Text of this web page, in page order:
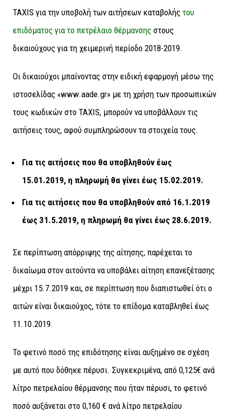
ΤΑΧΙS για την υποβολή των αιτήσεων καταβολής του
επιδόματος για το πετρέλαιο θέρμανσης στους
δικαιούχους για τη χειμερινή περίοδο 2018-2019.
Οι δικαιούχοι μπαίνοντας στην ειδική εφαρμογή μέσω της
ιστοσελίδας «www.aade.gr» με τη χρήση των προσωπικών
τους κωδικών στο TAXIS, μπορούν να υποβάλλουν τις
αιτήσεις τους, αφού συμπληρώσουν τα στοιχεία τους.
Για τις αιτήσεις που θα υποβληθούν έως
15.01.2019, η πληρωμή θα γίνει έως 15.02.2019.
Για τις αιτήσεις που θα υποβληθούν από 16.1.2019
έως 31.5.2019, η πληρωμή θα γίνει έως 28.6.2019.
Σε περίπτωση απόρριψης της αίτησης, παρέχεται το
δικαίωμα στον αιτούντα να υποβάλει αίτηση επανεξέτασης
μέχρι 15.7.2019 και, σε περίπτωση που διαπιστωθεί ότι ο
αιτών είναι δικαιούχος, τότε το επίδομα καταβληθεί έως
11.10.2019.
Το φετινό ποσό της επιδότησης είναι αυξημένο σε σχέση
με αυτό που δόθηκε πέρυσι. Συγκεκριμένα, από 0,125€ ανά
λίτρο πετρελαίου θέρμανσης που ήταν πέρυσι, το φετινό
ποσό αυξάνεται στο 0,160 € ανά λίτρο πετρελαίου